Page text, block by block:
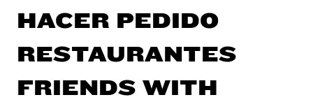
HACER PEDIDO
RESTAURANTES
FRIENDS WITH